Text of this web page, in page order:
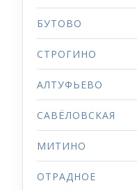
БУТОВО
СТРОГИНО
АЛТУФЬЕВО
САВЁЛОВСКАЯ
МИТИНО
ОТРАДНОЕ